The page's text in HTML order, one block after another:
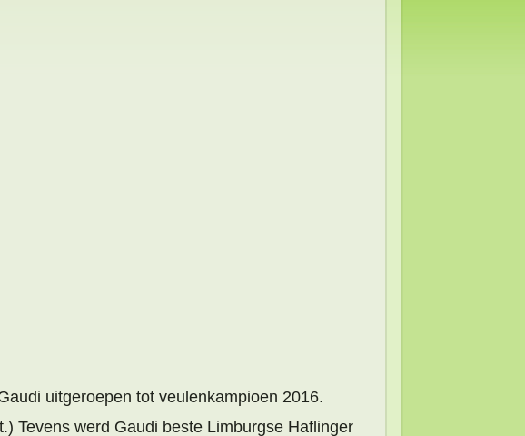
uitgeroepen tot veulenkampioen 2016.
Tevens werd Gaudi beste Limburgse Haflinger